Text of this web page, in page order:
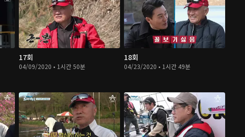
17회
04/09/2020 • 1시간 50분
18회
04/23/2020 • 1시간 49분